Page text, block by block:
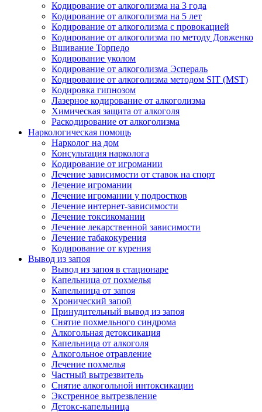
Кодирование от алкоголизма на 3 года
Кодирование от алкоголизма на 5 лет
Кодирование от алкоголизма с провокацией
Кодирование от алкоголизма по методу Довженко
Вшивание Торпедо
Кодирование уколом
Кодирование от алкоголизма Эспераль
Кодирование от алкоголизма методом SIT (MST)
Кодировка гипнозом
Лазерное кодирование от алкоголизма
Химическая защита от алкоголя
Раскодирование от алкоголизма
Наркологическая помощь
Нарколог на дом
Консультация нарколога
Кодирование от игромании
Лечение зависимости от ставок на спорт
Лечение игромании
Лечение игромании у подростков
Лечение интернет-зависимости
Лечение токсикомании
Лечение лекарственной зависимости
Лечение табакокурения
Кодирование от курения
Вывод из запоя
Вывод из запоя в стационаре
Капельница от похмелья
Капельница от запоя
Хронический запой
Принудительный вывод из запоя
Снятие похмельного синдрома
Алкогольная детоксикация
Капельница от алкоголя
Алкогольное отравление
Лечение похмелья
Частный вытрезвитель
Снятие алкогольной интоксикации
Экстренное вытрезвление
Детокс-капельница